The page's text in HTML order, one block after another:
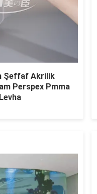
Şeffaf Akrilik
Perspex Pmma